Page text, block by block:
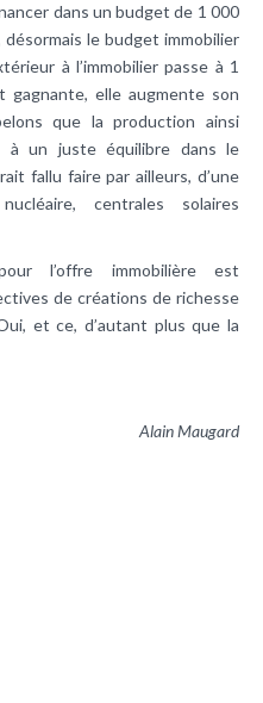
dans un budget de 1 000
le budget immobilier
à l’immobilier passe à 1
gagnante, elle augmente son
que la production ainsi
à un juste équilibre dans le
fallu faire par ailleurs, d’une
centrales solaires
l’offre immobilière est
de créations de richesse
et ce, d’autant plus que la
Alain Maugard